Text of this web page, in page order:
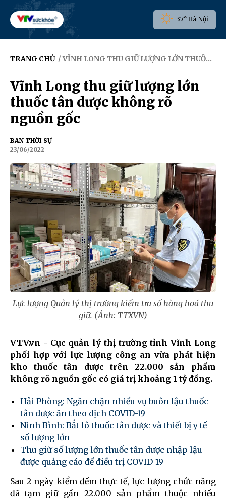
37° Hà Nội
TRANG CHỦ / VĨNH LONG THU GIỮ LƯỢNG LỚN THUỐC TÂN DƯỢC KHÔNG RÕ NGUỒN GỐC
Vĩnh Long thu giữ lượng lớn
thuốc tân dược không rõ
nguồn gốc
BAN THỜI SỰ
23/06/2022
Lực lượng Quản lý thị trường kiểm tra số hàng hoá thu
giữ. (Ảnh: TTXVN)
VTV.vn - Cục quản lý thị trường tỉnh Vĩnh Long
phối hợp với lực lượng công an vừa phát hiện
kho thuốc tân dược trên 22.000 sản phẩm
không rõ nguồn gốc có giá trị khoảng 1 tỷ đồng.
Hải Phòng: Ngăn chặn nhiều vụ buôn lậu thuốc
tân dược ăn theo dịch COVID-19
Ninh Bình: Bắt lô thuốc tân dược và thiết bị y tế
số lượng lớn
Thu giữ số lượng lớn thuốc tân dược nhập lậu
được quảng cáo để điều trị COVID-19
Sau 2 ngày kiểm đếm thực tế, lực lượng chức năng
đã tạm giữ gần 22.000 sản phẩm thuộc nhiều